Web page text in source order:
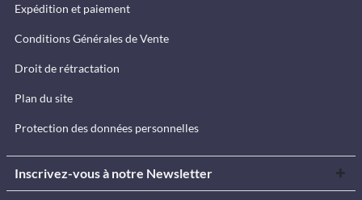
Expédition et paiement
Conditions Générales de Vente
Droit de rétractation
Plan du site
Protection des données personnelles
Inscrivez-vous à notre Newsletter